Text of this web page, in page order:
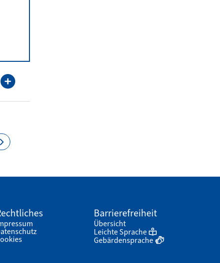
Barrierefreiheit
Übersicht
Leichte Sprache
Gebärdensprache